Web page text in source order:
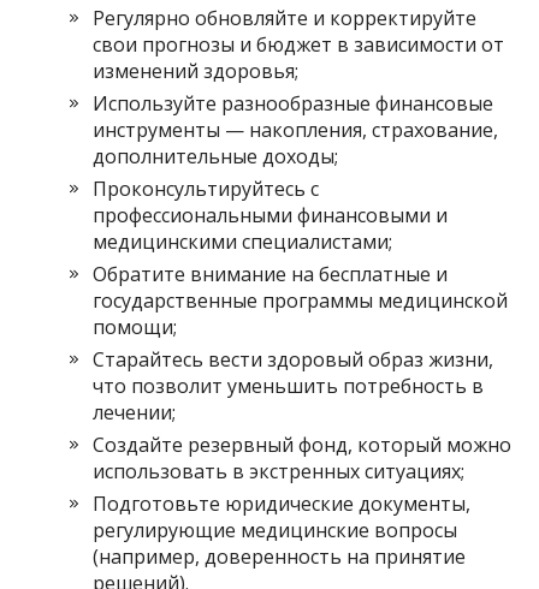
Регулярно обновляйте и корректируйте
свои прогнозы и бюджет в зависимости от
изменений здоровья;
Используйте разнообразные финансовые
инструменты — накопления, страхование,
дополнительные доходы;
Проконсультируйтесь с
профессиональными финансовыми и
медицинскими специалистами;
Обратите внимание на бесплатные и
государственные программы медицинской
помощи;
Старайтесь вести здоровый образ жизни,
что позволит уменьшить потребность в
лечении;
Создайте резервный фонд, который можно
использовать в экстренных ситуациях;
Подготовьте юридические документы,
регулирующие медицинские вопросы
(например, доверенность на принятие
решений).